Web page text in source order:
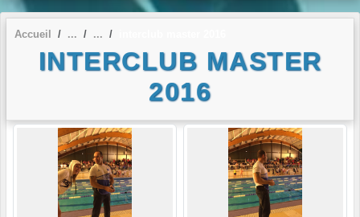
Accueil
INTERCLUB MASTER
2016